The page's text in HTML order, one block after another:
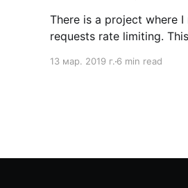
There is a project where
requests rate limiting.
develop API and rate
13 мар. 2019 г. 6 min read